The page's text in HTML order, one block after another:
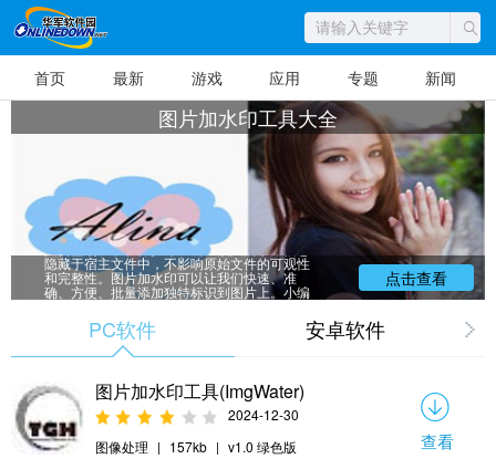
首页 最新 游戏 应用 专题 新闻
图片加水印工具大全
这是一个关于图片加水印软件的专题。所
谓数字水印是向数据多媒体（如图像、声音、
视频信号等）中添加某些数字信息以达到文件
真伪鉴别、版权保护等功能。嵌入的水印信息
隐藏于宿主文件中，不影响原始文件的可观性
和完整性。图片加水印可以让我们快速、准
确、方便、批量添加独特标识到图片上。小编
为大家收集了几款加水印的软件，有需要的朋
友们快来下载吧。
点击查看
PC软件 安卓软件
图片加水印工具(ImgWater)
2024-12-30
图像处理 | 157kb | v1.0 绿色版 查看